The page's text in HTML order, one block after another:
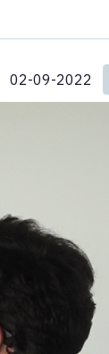
02-09-2022